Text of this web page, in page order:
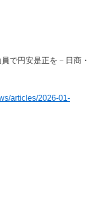
で円安是正を－日商・
articles/2026-01-